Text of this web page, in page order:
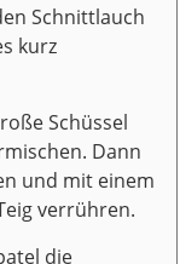
Schnittlauch
kurz
Schüssel
Dann
und mit einem
verrühren.
die